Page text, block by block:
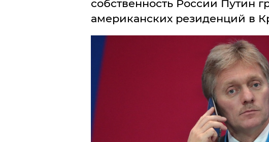
собственность России Путин
американских резиденций в